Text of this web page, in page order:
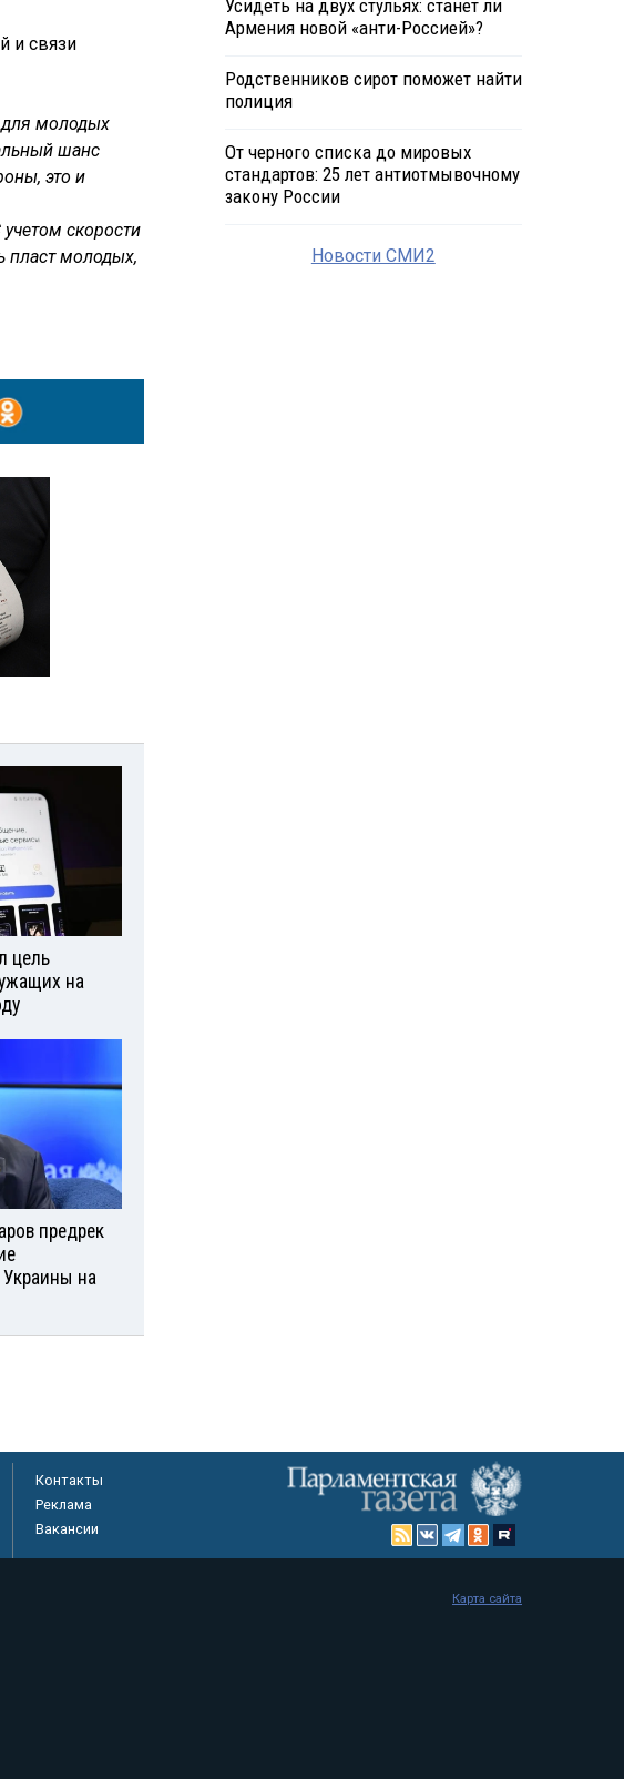
и связи
для молодых
шанс
это и
скорости
пласт молодых,
цель
на
предрек
на
Усидеть на двух стульях: станет ли
Армения новой «анти-Россией»?
Родственников сирот поможет найти
полиция
От черного списка до мировых
стандартов: 25 лет антиотмывочному
закону России
Новости СМИ2
Контакты
Реклама
Вакансии
Карта сайта